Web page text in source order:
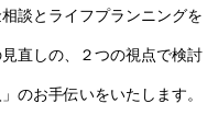
談とライフプランニングを
直しの、２つの視点で検討
のお手伝いをいたします。